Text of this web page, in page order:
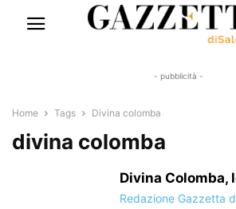
- pubblicità -
Home Tags Divina colomba
divina colomba
Divina Colomba,
Redazione Gazzetta